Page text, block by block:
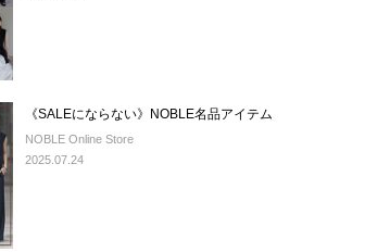
《SALEにならない》NOBLE名品アイテム
NOBLE Online Store
2025.07.24